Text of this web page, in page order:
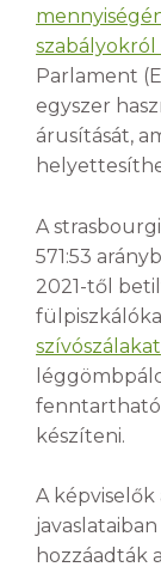
szabályokról
Parlament
egyszer
árusítását,
A
571:53
2021-től
szívószálakat
fenntartható
készíteni.
A
hozzáadták